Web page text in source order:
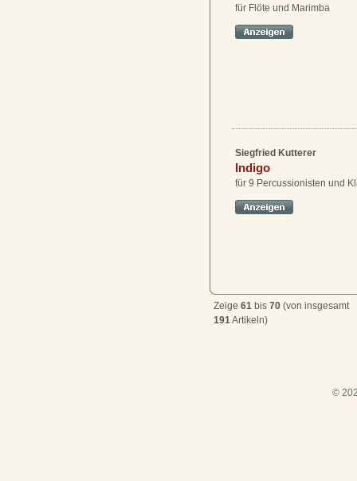
für Flöte und Marimba
Siegfried Kutterer
Indigo
für 9 Percussionisten und
Zeige 61 bis 70 (von insgesamt
191 Artikeln)
©